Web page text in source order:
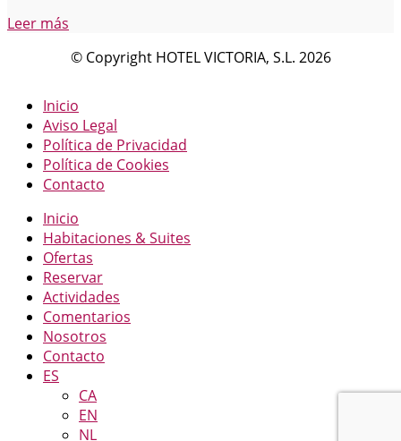
prova
Leer más
© Copyright HOTEL VICTORIA, S.L. 2026
Inicio
Aviso Legal
Política de Privacidad
Política de Cookies
Contacto
Inicio
Habitaciones & Suites
Ofertas
Reservar
Actividades
Comentarios
Nosotros
Contacto
ES
CA
EN
NL